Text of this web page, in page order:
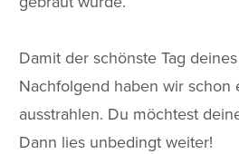
Damit der schönste Tag
Nachfolgend haben wir schon
ausstrahlen. Du möchtest
Dann lies unbedingt weiter!